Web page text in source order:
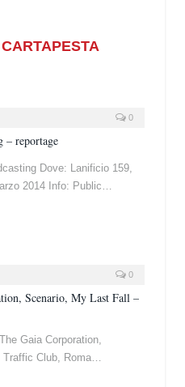
0
– reportage
Dove: Lanificio 159,
2014 Info: Public…
0
Scenario, My Last Fall –
Gaia Corporation,
Traffic Club, Roma…